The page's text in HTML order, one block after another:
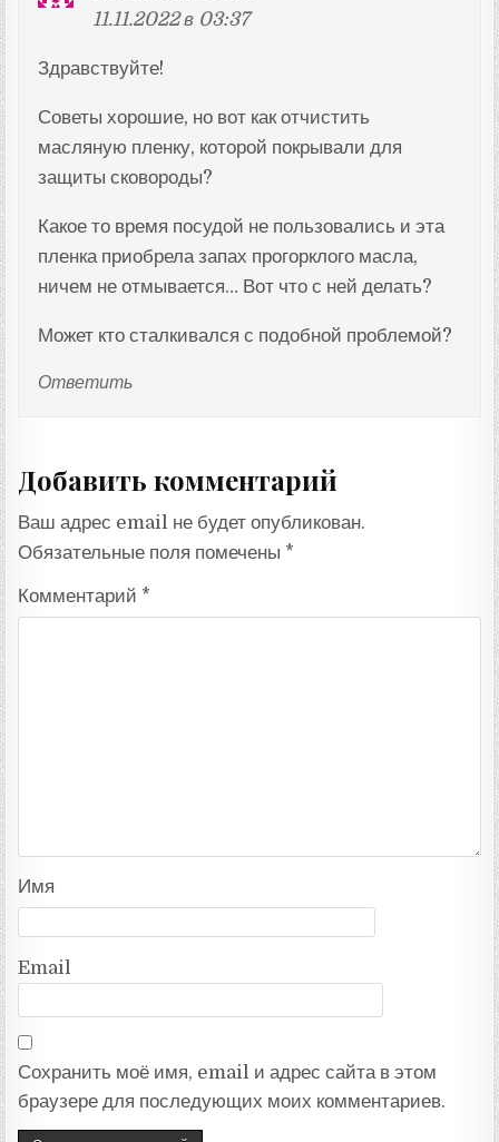
11.11.2022 в 03:37
Здравствуйте!
Советы хорошие, но вот как отчистить
масляную пленку, которой покрывали для
защиты сковороды?
Какое то время посудой не пользовались и эта
пленка приобрела запах прогорклого масла,
ничем не отмывается… Вот что с ней делать?
Может кто сталкивался с подобной проблемой?
Ответить
Добавить комментарий
Ваш адрес email не будет опубликован.
Обязательные поля помечены *
Комментарий *
Имя
Email
Сохранить моё имя, email и адрес сайта в этом
браузере для последующих моих комментариев.